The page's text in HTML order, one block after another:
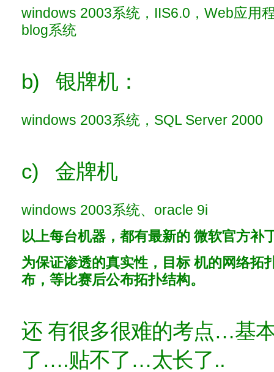
windows 2003系统，IIS6.0，Web应用
blog系统
b) 银牌机：
windows 2003系统，SQL Server 2000
c) 金牌机
windows 2003系统、oracle 9i
以上每台机器，都有最新的 微软官方补
为保证渗透的真实性，目标 机的网络拓
布，等比赛后公布拓扑结构。
还 有很多很难的考点…基
了….贴不了…太长了..